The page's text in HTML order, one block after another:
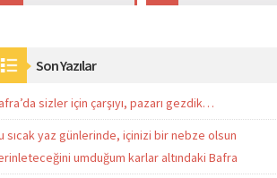
Son Yazılar
sizler için çarşıyı, pazarı gezdik…
sıcak yaz günlerinde, içinizi bir nebze olsun
umduğum karlar altındaki Bafra